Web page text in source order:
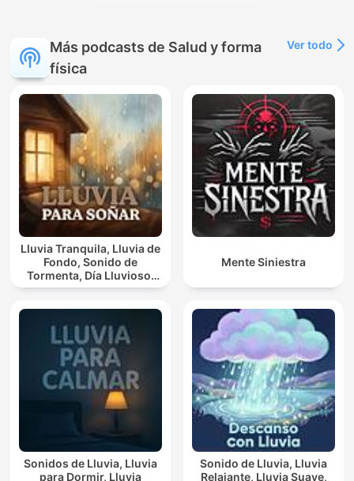
Más podcasts de Salud y forma
física
Ver todo
Lluvia Tranquila, Lluvia de
Fondo, Sonido de
Tormenta, Día Lluvioso,
Lluvia Para Soñar
Mente Siniestra
Sonidos de Lluvia, Lluvia
para Dormir, Lluvia
Sonido de Lluvia, Lluvia
Relajante, Lluvia Suave,